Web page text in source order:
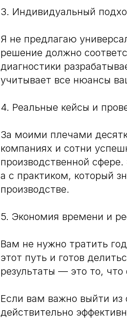
3. Индивидуальный
Я не предлагаю
решение должно
диагностики
учитывает все нюансы
4. Реальные кейсы и
За моими плечами
компаниях и сотни
производственной
а с практиком, который
производстве.
5. Экономия времени и
Вам не нужно тратить
этот путь и готов
результаты — это то,
Если вам важно выйти
действительно